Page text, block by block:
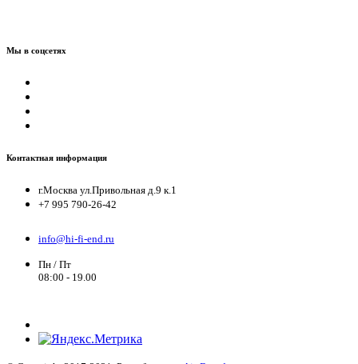
Мы в соцсетях
Контактная информация
г.Москва ул.Привольная д.9 к.1
+7 995 790-26-42
info@hi-fi-end.ru
Пн / Пт
08:00 - 19.00